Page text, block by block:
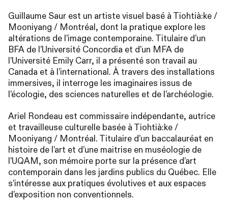
Guillaume Saur est un artiste visuel basé à Tiohtià:ke /
Mooniyang / Montréal, dont la pratique explore les
altérations de l’image contemporaine. Titulaire d’un
BFA de l’Université Concordia et d’un MFA de
l’Université Emily Carr, il a présenté son travail au
Canada et à l’international. À travers des installations
immersives, il interroge les imaginaires issus de
l’écologie, des sciences naturelles et de l’archéologie.
Ariel Rondeau est commissaire indépendante, autrice
et travailleuse culturelle basée à Tiohtià:ke /
Mooniyang / Montréal. Titulaire d’un baccalauréat en
histoire de l’art et d’une maitrise en muséologie de
l’UQAM, son mémoire porte sur la présence d’art
contemporain dans les jardins publics du Québec. Elle
s’intéresse aux pratiques évolutives et aux espaces
d’exposition non conventionnels.